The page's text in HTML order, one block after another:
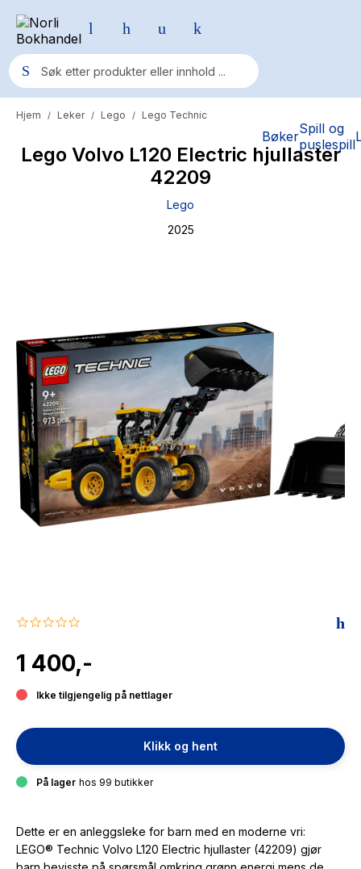
BøkerSpill og
puslespill
Populære søk
Pokemon
Fury Bound - Sable Sorensen
Hypopressiv trening
The Housemaid
Hjem / Leker / Lego / Lego Technic
Lego Volvo L120 Electric hjullaster
42209
Lego
2025
0.0
rating
1 400,-
Ikke tilgjengelig på nettlager
Klikk og hent
På lager hos 99 butikker
Dette er en anleggsleke for barn med en moderne vri:
LEGO® Technic Volvo L120 Electric hjullaster (42209) gjør